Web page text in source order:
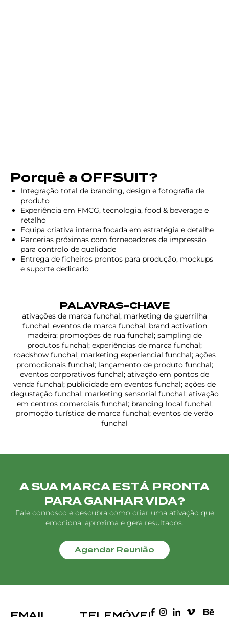
Porquê a OFFSUIT?
Integração total de branding, design e fotografia de
produto
Experiência em FMCG, tecnologia, food & beverage e
retalho
Equipa criativa interna focada em estratégia e detalhe
Parcerias próximas com fornecedores de impressão
para controlo de qualidade
Entrega de ficheiros prontos para produção, mockups
e suporte dedicado
PALAVRAS-CHAVE
ativações de marca funchal; marketing de guerrilha
funchal; eventos de marca funchal; brand activation
madeira; promoções de rua funchal; sampling de
produtos funchal; experiências de marca funchal;
roadshow funchal; marketing experiencial funchal; ações
promocionais funchal; lançamento de produto funchal;
eventos corporativos funchal; ativação em pontos de
venda funchal; publicidade em eventos funchal; ações de
degustação funchal; marketing sensorial funchal; ativação
em centros comerciais funchal; branding local funchal;
promoção turística de marca funchal; eventos de verão
funchal
A SUA MARCA ESTÁ PRONTA
PARA GANHAR VIDA?
Fale connosco e descubra como criar uma ativação que
emociona, aproxima e gera resultados.
Agendar Reunião